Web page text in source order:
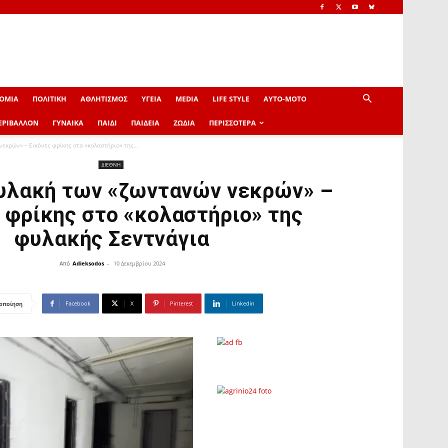
ΠΟΛΙΤΙΚΗ ΑΘΛΗΤΙΣΜΟΣ ΥΓΕΙΑ MEDIA LIFE STYLE AYTO-ΜOTO
ΓΥΝΑΙΚΑ ΠΑΙΔΙ ΠΑΙΔΕΙΑ ΖΩΔΙΑ ΠΕΡΙΣΣΟΤΕΡΑ
– Εικόνες φρίκης στο «κολαστήριο» της...
ΔΙΕΘΝΗ
των «ζωντανών νεκρών» –
φρίκης στο «κολαστήριο» της
φυλακής Σεντνάγια
Από Adieksodos - 10 Δεκεμβρίου 2024
Facebook X Pinterest Linkedin